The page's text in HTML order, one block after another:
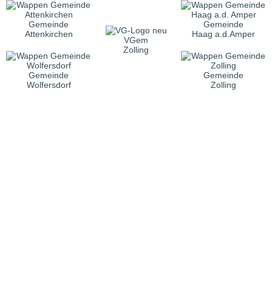
Gemeinde
Attenkirchen
VGem
Zolling
Gemeinde
Haag a.d.Amper
Gemeinde
Wolfersdorf
Gemeinde
Zolling